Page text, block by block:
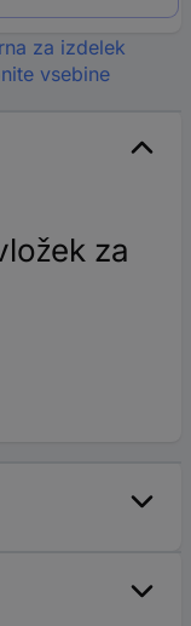
za izdelek
vsebine
za